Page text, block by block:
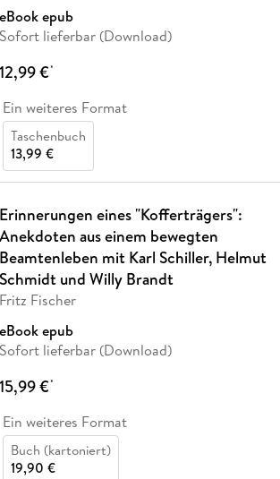
eBook epub
Sofort lieferbar (Download)
12,99 €*
Ein weiteres Format
Taschenbuch
13,99 €
Erinnerungen eines "Kofferträgers":
Anekdoten aus einem bewegten
Beamtenleben mit Karl Schiller, Helmut
Schmidt und Willy Brandt
Fritz Fischer
eBook epub
Sofort lieferbar (Download)
15,99 €*
Ein weiteres Format
Buch (kartoniert)
19,90 €